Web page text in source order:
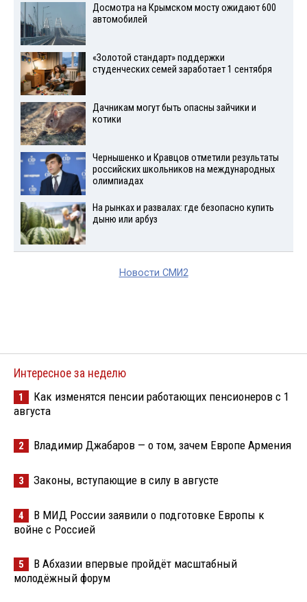
Досмотра на Крымском мосту ожидают 600
автомобилей
«Золотой стандарт» поддержки
студенческих семей заработает 1 сентября
Дачникам могут быть опасны зайчики и
котики
Чернышенко и Кравцов отметили результаты
российских школьников на международных
олимпиадах
На рынках и развалах: где безопасно купить
дыню или арбуз
Новости СМИ2
Интересное за неделю
1
Как изменятся пенсии работающих пенсионеров с 1
августа
2 Владимир Джабаров — о том, зачем Европе Армения
3 Законы, вступающие в силу в августе
4
В МИД России заявили о подготовке Европы к
войне с Россией
5
В Абхазии впервые пройдёт масштабный
молодёжный форум